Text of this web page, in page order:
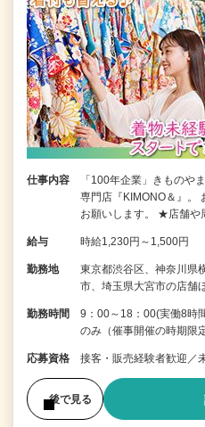
仕事内容
「100年企業」きものや
専門店『KIMONO＆』。
お願いします。 ★店舗
給与 時給1,230円～1,500円
勤務地
東京都渋谷区、神奈川県
市、埼玉県大宮市の店舗
勤務時間
9：00～18：00(実働8
のみ（催事開催の時期限
応募資格 接客・販売経験者歓迎／
後で見る